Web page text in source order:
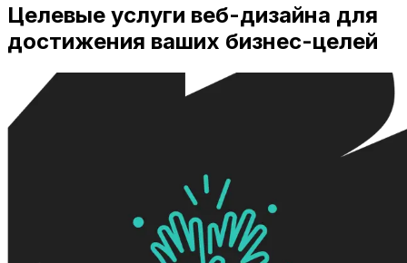
Целевые услуги веб-дизайна для
достижения ваших бизнес-целей